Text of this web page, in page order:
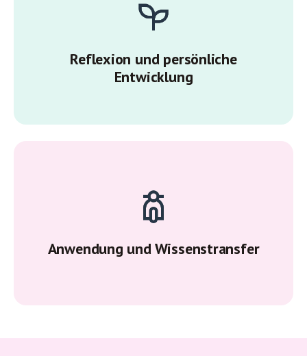
Reflexion und persönliche
Entwicklung
Anwendung und Wissenstransfer